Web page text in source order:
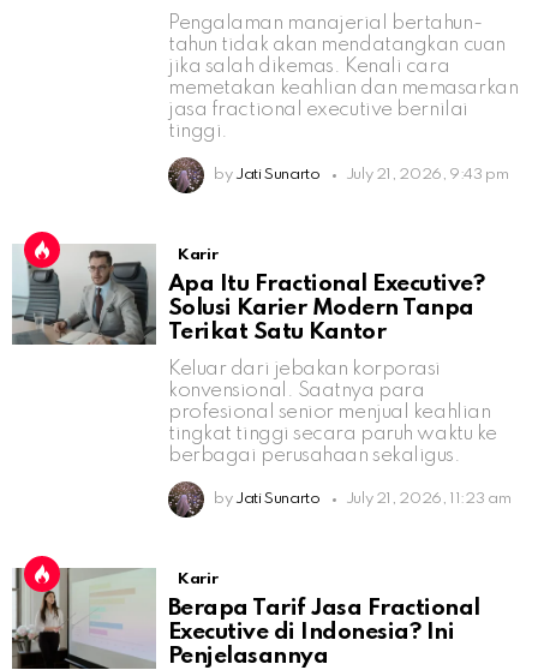
Pengalaman manajerial bertahun-
tahun tidak akan mendatangkan cuan
jika salah dikemas. Kenali cara
memetakan keahlian dan memasarkan
jasa fractional executive bernilai
tinggi.
by Jati Sunarto July 21, 2026, 9:43 pm
Karir
Apa Itu Fractional Executive?
Solusi Karier Modern Tanpa
Terikat Satu Kantor
Keluar dari jebakan korporasi
konvensional. Saatnya para
profesional senior menjual keahlian
tingkat tinggi secara paruh waktu ke
berbagai perusahaan sekaligus.
by Jati Sunarto July 21, 2026, 11:23 am
Karir
Berapa Tarif Jasa Fractional
Executive di Indonesia? Ini
Penjelasannya